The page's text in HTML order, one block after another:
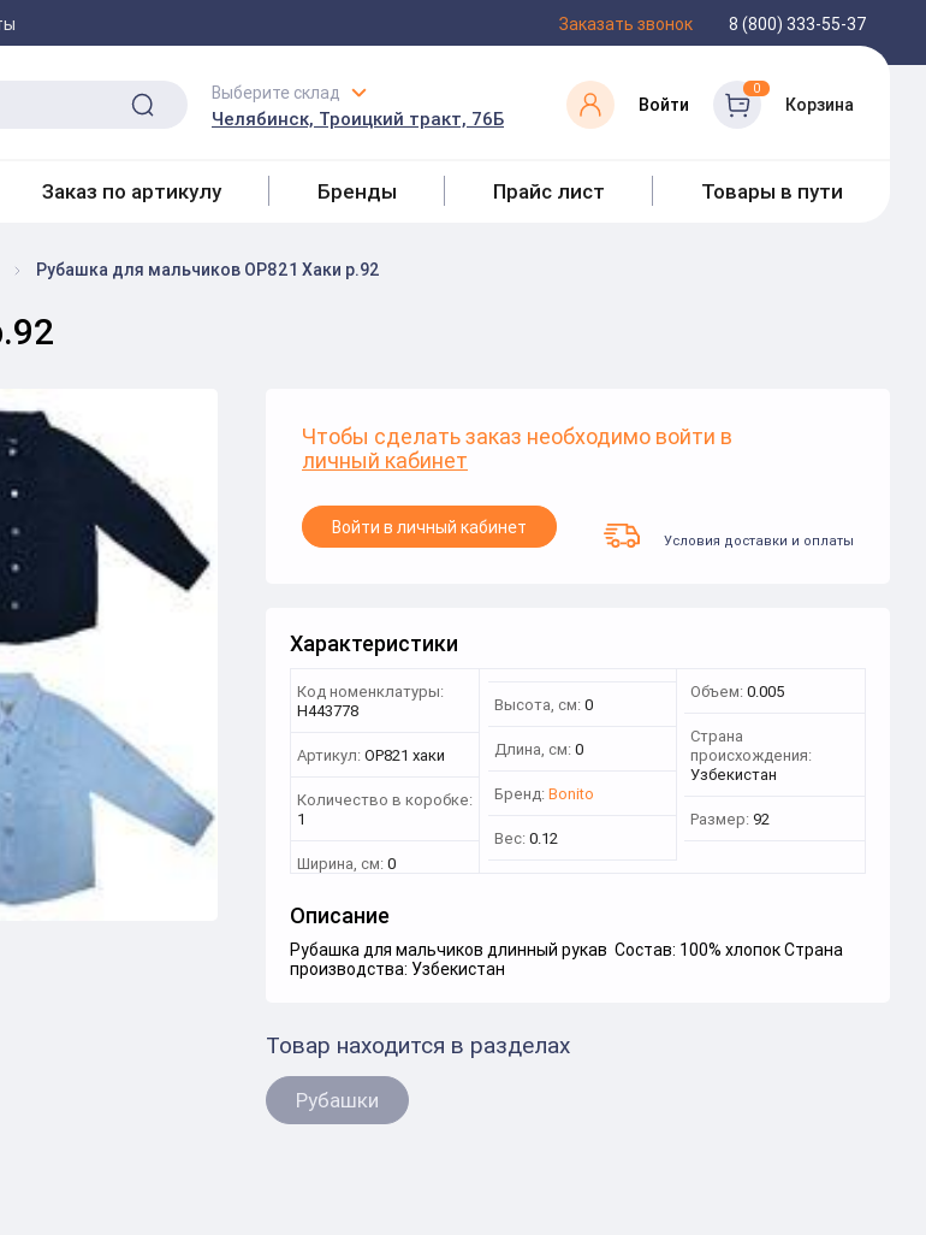
Заказать звонок 8 (800) 333-55-37
Выберите склад
Челябинск, Троицкий тракт, 76Б
Войти
0
Корзина
Заказ по артикулу Бренды Прайс лист Товары в пути
Рубашка для мальчиков ОР821 Хаки р.92
Чтобы сделать заказ необходимо войти в
личный кабинет
Войти в личный кабинет
Условия доставки и оплаты
Характеристики
Код номенклатуры:
Н443778
Артикул: ОР821 хаки
Количество в коробке:
1
Ширина, см: 0
Высота, см: 0
Длина, см: 0
Бренд: Bonito
Вес: 0.12
Объем: 0.005
Страна
происхождения:
Узбекистан
Размер: 92
Описание
Рубашка для мальчиков длинный рукав Состав: 100% хлопок Страна
производства: Узбекистан
Товар находится в разделах
Рубашки